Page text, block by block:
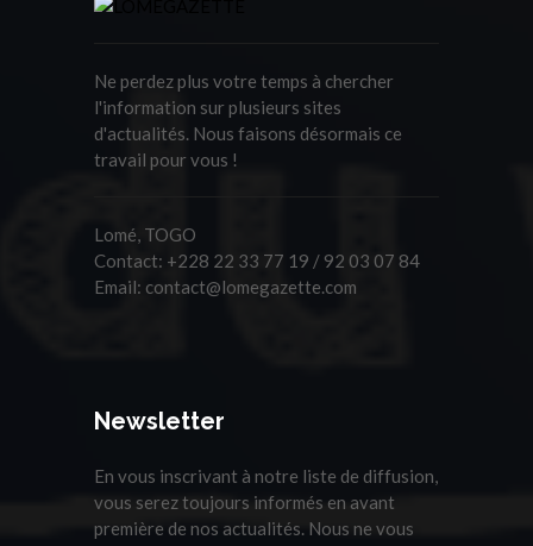
Ne perdez plus votre temps à chercher
l'information sur plusieurs sites
d'actualités. Nous faisons désormais ce
travail pour vous !
Lomé, TOGO
Contact: +228 22 33 77 19 / 92 03 07 84
Email: contact@lomegazette.com
Newsletter
En vous inscrivant à notre liste de diffusion,
vous serez toujours informés en avant
première de nos actualités. Nous ne vous